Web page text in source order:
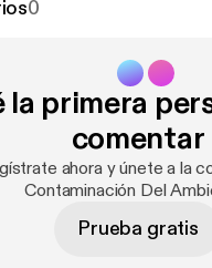
0
la primera
comentar
ahora y únete a la
Contaminación Del
Prueba gratis